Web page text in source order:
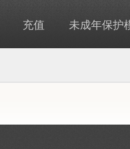
充值 未成年保护